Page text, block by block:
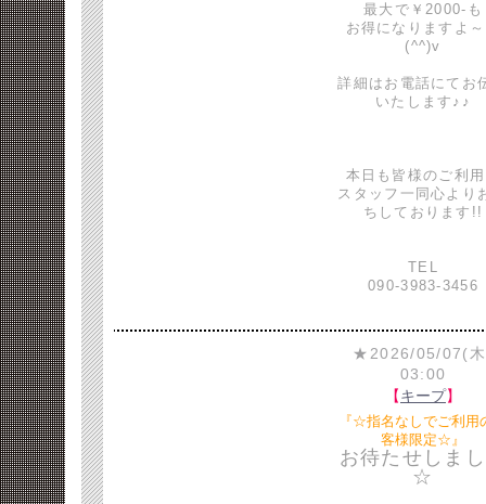
最大で￥2000-も
お得になりますよ
(^^)v
詳細はお電話にてお
いたします♪♪
本日も皆様のご利
スタッフ一同心より
ちしております!!
TEL
090-3983-3456
★2026/05/07(
03:00
【キープ】
『☆指名なしでご利用
客様限定☆』
お待たせしま
☆